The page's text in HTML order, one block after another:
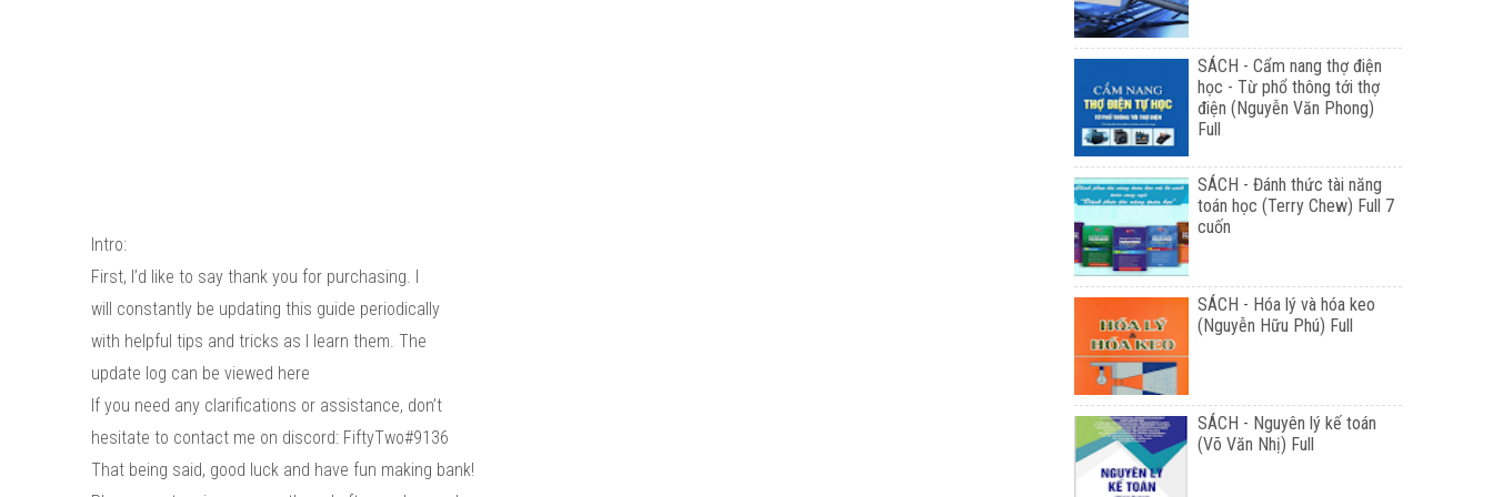
Intro:
First, I’d like to say thank you for purchasing. I
will constantly be updating this guide periodically
with helpful tips and tricks as I learn them. The
update log can be viewed here
If you need any clarifications or assistance, don’t
hesitate to contact me on discord: FiftyTwo#9136
That being said, good luck and have fun making bank!
SÁCH - Cẩm nang thợ điện
học - Từ phổ thông tới thợ
điện (Nguyễn Văn Phong)
Full
SÁCH - Đánh thức tài năng
toán học (Terry Chew) Full 7
cuốn
SÁCH - Hóa lý và hóa keo
(Nguyễn Hữu Phú) Full
SÁCH - Nguyên lý kế toán
(Võ Văn Nhị) Full